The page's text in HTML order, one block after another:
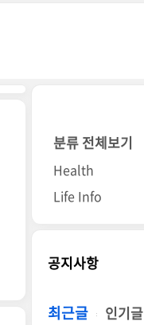
분류 전체보기
Health
Life Info
공지사항
최근글 인기글